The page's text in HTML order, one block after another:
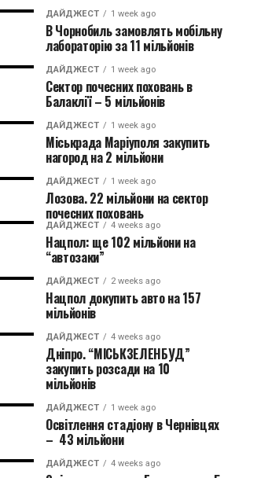
ДАЙДЖЕСТ 1 week ago
В Чорнобиль замовлять мобільну
лабораторію за 11 мільйонів
ДАЙДЖЕСТ 1 week ago
Сектор почесних поховань в
Балаклії – 5 мільйонів
ДАЙДЖЕСТ 1 week ago
Міськрада Маріуполя закупить
нагород на 2 мільйони
ДАЙДЖЕСТ 1 week ago
Лозова. 22 мільйони на сектор
почесних поховань
ДАЙДЖЕСТ 4 weeks ago
Нацпол: ще 102 мільйони на
“автозаки”
ДАЙДЖЕСТ 2 weeks ago
Нацпол докупить авто на 157
мільйонів
ДАЙДЖЕСТ 4 weeks ago
Дніпро. “МІСЬКЗЕЛЕНБУД”
закупить розсади на 10
мільйонів
ДАЙДЖЕСТ 1 week ago
Освітлення стадіону в Чернівцях
– 43 мільйони
ДАЙДЖЕСТ 4 weeks ago